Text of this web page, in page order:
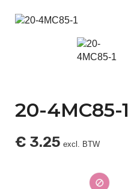
20-4MC85-1
€ 3.25 excl. BTW